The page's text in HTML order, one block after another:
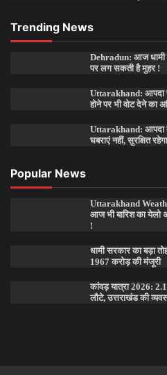
Trending News
Dehradun: आज धामी
पर लग सकती है मुहर !
Uttarakhand: आपदा
होने पर भी वोट देने का
Uttarakhand: आपदा
घबराएं नहीं, सुरक्षित
Popular News
Uttarakhand
आज भी बारिश का येलो
!
धामी सरकार का बड़ा
1967 करोड़ की मंजूरी
कांवड़ यात्रा 2026:
लौटे, उत्तराखंड की